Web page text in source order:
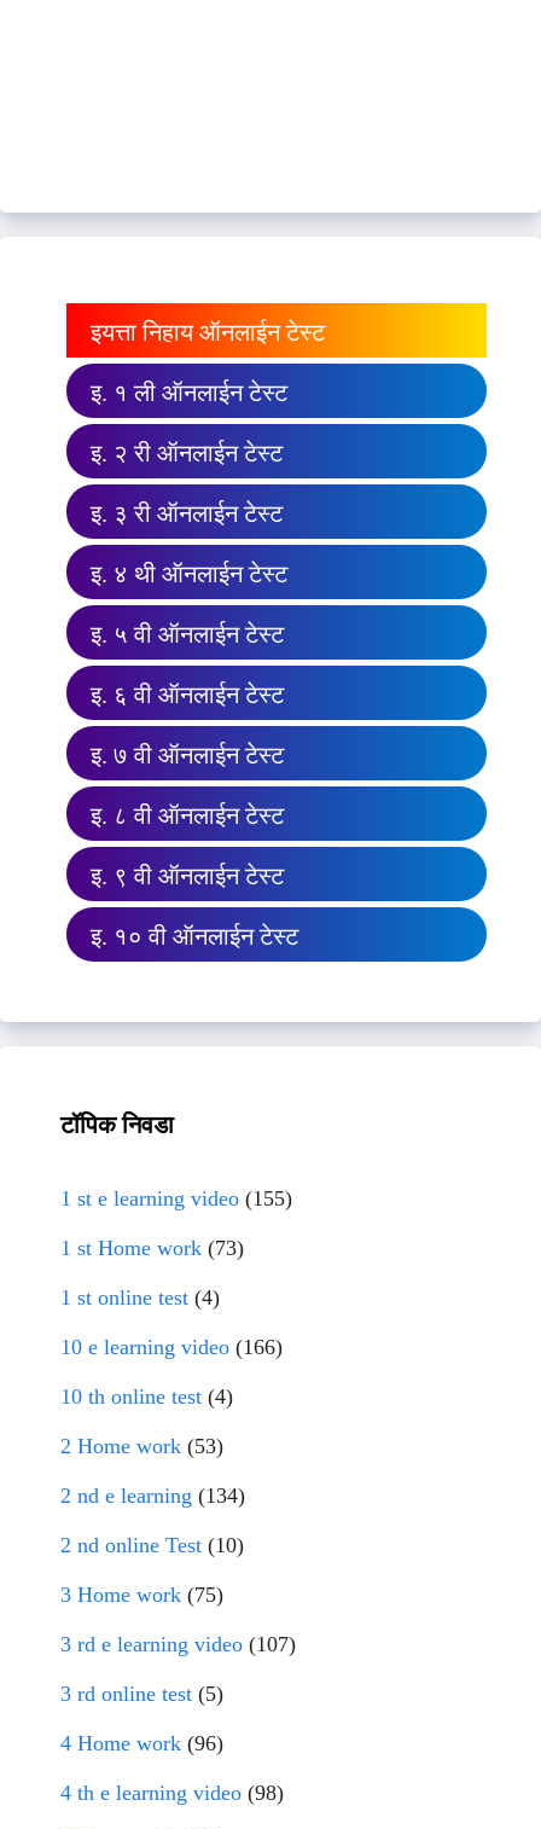
इयत्ता निहाय ऑनलाईन टेस्ट
इ. १ ली ऑनलाईन टेस्ट
इ. २ री ऑनलाईन टेस्ट
इ. ३ री ऑनलाईन टेस्ट
इ. ४ थी ऑनलाईन टेस्ट
इ. ५ वी ऑनलाईन टेस्ट
इ. ६ वी ऑनलाईन टेस्ट
इ. ७ वी ऑनलाईन टेस्ट
इ. ८ वी ऑनलाईन टेस्ट
इ. ९ वी ऑनलाईन टेस्ट
इ. १० वी ऑनलाईन टेस्ट
टॉपिक निवडा
1 st e learning video (155)
1 st Home work (73)
1 st online test (4)
10 e learning video (166)
10 th online test (4)
2 Home work (53)
2 nd e learning (134)
2 nd online Test (10)
3 Home work (75)
3 rd e learning video (107)
3 rd online test (5)
4 Home work (96)
4 th e learning video (98)